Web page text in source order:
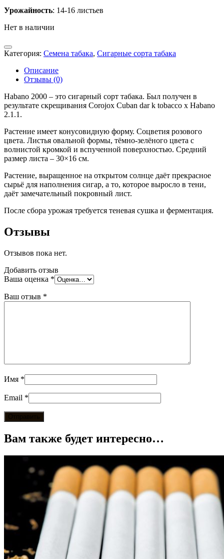
Урожайность: 14-16 листьев
Нет в наличии
Категория: Семена табака, Сигарные сорта табака
Описание
Отзывы (0)
Habano 2000 – это сигарный сорт табака. Был получен в
результате скрещивания Corojoх Cuban dar k tobacco х Habano
2.1.1.
Растение имеет конусовидную форму. Соцветия розового
цвета. Листья овальной формы, тёмно-зелёного цвета с
волнистой кромкой и вспученной поверхностью. Средний
размер листа – 30×16 см.
Растение, выращенное на открытом солнце даёт прекрасное
сырьё для наполнения сигар, а то, которое выросло в тени,
даёт замечательный покровный лист.
После сбора урожая требуется теневая сушка и ферментация.
Отзывы
Отзывов пока нет.
Добавить отзыв
Ваша оценка *
Ваш отзыв *
Имя *
Email *
Вам также будет интересно…